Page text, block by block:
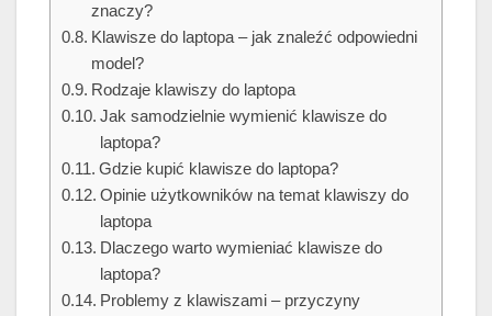
znaczy?
Klawisze do laptopa – jak znaleźć odpowiedni
model?
Rodzaje klawiszy do laptopa
Jak samodzielnie wymienić klawisze do
laptopa?
Gdzie kupić klawisze do laptopa?
Opinie użytkowników na temat klawiszy do
laptopa
Dlaczego warto wymieniać klawisze do
laptopa?
Problemy z klawiszami – przyczyny